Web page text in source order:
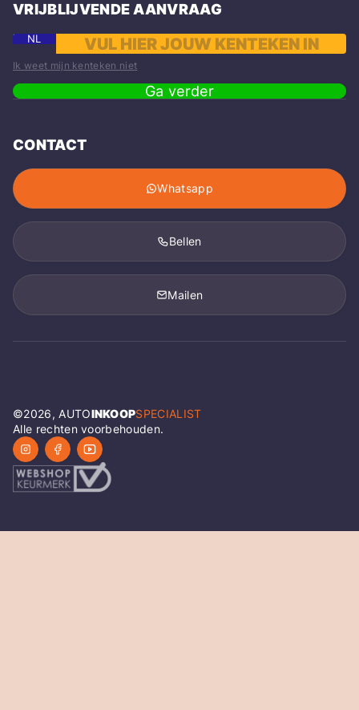
VRIJBLIJVENDE AANVRAAG
NL
Ik weet mijn kenteken niet
Ga verder
CONTACT
Whatsapp
Bellen
Mailen
©2026, AUTOINKOOPSPECIALIST
Alle rechten voorbehouden.